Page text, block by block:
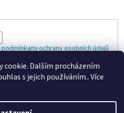
cookie. Dalším procházením
s jejich používáním.. Více
podmínkami ochrany osobních údajů